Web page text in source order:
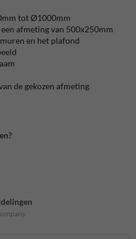
tot Ø1000mm
afmeting van 500x250mm
en het plafond
de gekozen afmeting